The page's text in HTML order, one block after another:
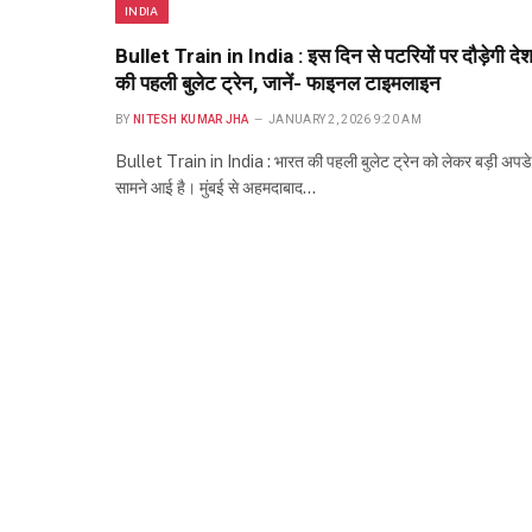
INDIA
Bullet Train in India : इस दिन से पटरियों पर दौड़ेगी देश
की पहली बुलेट ट्रेन, जानें- फाइनल टाइमलाइन
BY NITESH KUMAR JHA JANUARY 2, 2026 9:20 AM
Bullet Train in India : भारत की पहली बुलेट ट्रेन को लेकर बड़ी
सामने आई है। मुंबई से अहमदाबाद…